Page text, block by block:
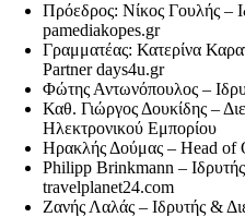
Πρόεδρος: Νίκος Γουλής –
pamediakopes.gr
Γραμματέας: Κατερίνα
Partner days4u.gr
Φώτης Αντωνόπουλος –
Καθ. Γιώργος Δουκίδης –
Ηλεκτρονικού Εμπορίου
Ηρακλής Δούμας – Head
Philipp Brinkmann –
travelplanet24.com
Ζανής Λαλάς – Ιδρυτής &